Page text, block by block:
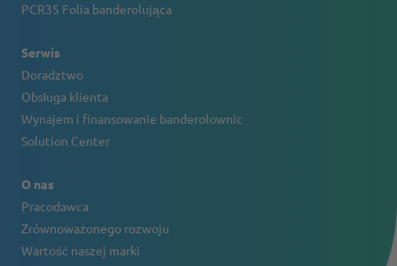
PCR35 Folia banderolująca
Serwis
Doradztwo
Obsługa klienta
Wynajem i finansowanie banderolownic
Solution Center
O nas
Pracodawca
Zrównoważonego rozwoju
Wartość naszej marki